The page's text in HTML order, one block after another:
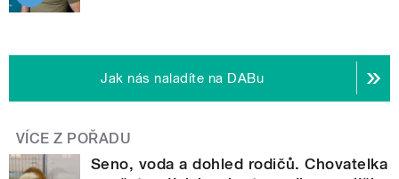
Jak nás naladíte na DABu
VÍCE Z POŘADU
Seno, voda a dohled rodičů. Chovatelka